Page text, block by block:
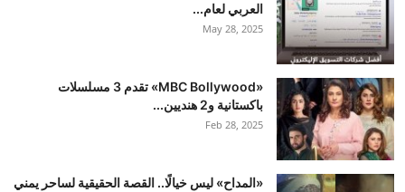
العربي لعام...
May 28, 2025
«MBC Bollywood» تقدم 3 مسلسلات
باكستانية و2 هنديين...
Feb 28, 2025
«المداح» ليس خيالًا.. القصة الحقيقية لساحر يمني